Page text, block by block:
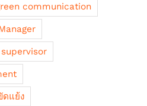
communication
supervisor
ดแย้ง